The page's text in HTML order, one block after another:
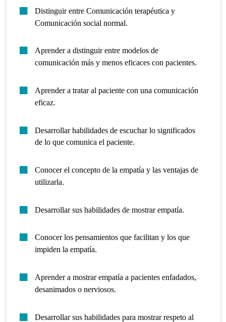
Distinguir entre Comunicación terapéutica y
Comunicación social normal.
Aprender a distinguir entre modelos de
comunicación más y menos eficaces con pacientes.
Aprender a tratar al paciente con una comunicación
eficaz.
Desarrollar habilidades de escuchar lo significados
de lo que comunica el paciente.
Conocer el concepto de la empatía y las ventajas de
utilizarla.
Desarrollar sus habilidades de mostrar empatía.
Conocer los pensamientos que facilitan y los que
impiden la empatía.
Aprender a mostrar empatía a pacientes enfadados,
desanimados o nerviosos.
Desarrollar sus habilidades para mostrar respeto al